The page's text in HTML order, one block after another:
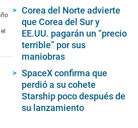
Corea del Norte advierte
que Corea del Sur y
EE.UU. pagarán un “precio
terrible” por sus
maniobras
SpaceX confirma que
perdió a su cohete
Starship poco después de
su lanzamiento